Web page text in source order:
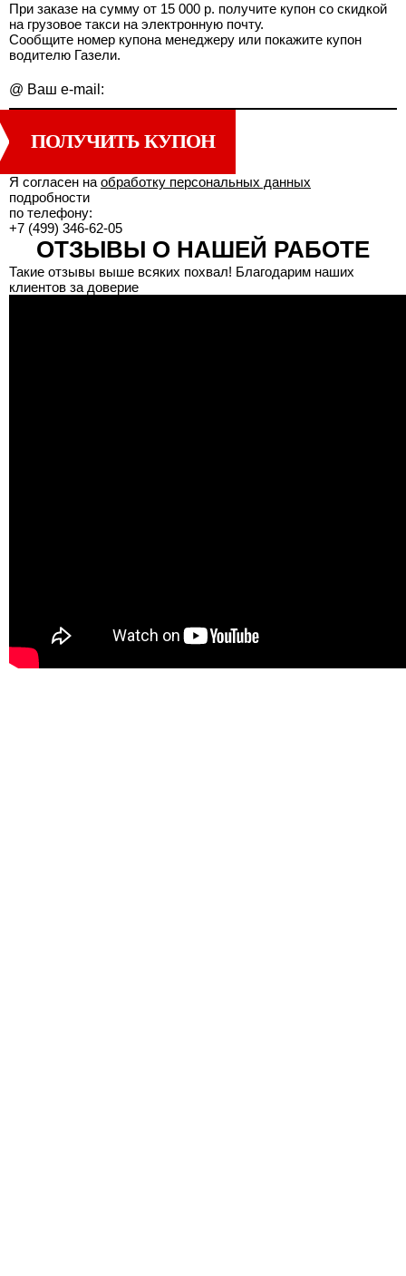
При заказе на сумму от 15 000 р. получите купон со скидкой
на грузовое такси на электронную почту.
Сообщите номер купона менеджеру или покажите купон
водителю Газели.
@ Ваш e-mail:
ПОЛУЧИТЬ КУПОН
Я согласен на обработку персональных данных
подробности
по телефону:
+7 (499) 346-62-05
ОТЗЫВЫ О НАШЕЙ РАБОТЕ
Такие отзывы выше всяких похвал! Благодарим наших
клиентов за доверие